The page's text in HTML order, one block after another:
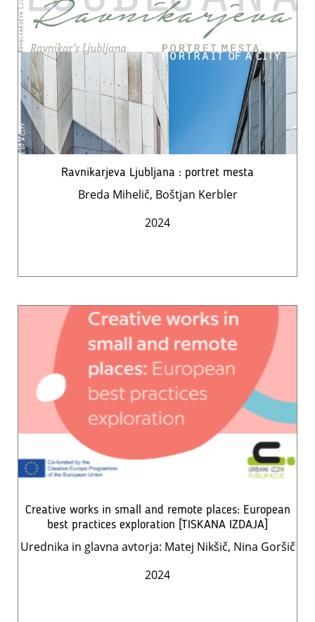
Ravnikarjeva Ljubljana : portret mesta
Breda Mihelič, Boštjan Kerbler
2024
Creative works in small and remote places: European
best practices exploration [TISKANA IZDAJA]
Urednika in glavna avtorja: Matej Nikšič, Nina Goršič
2024